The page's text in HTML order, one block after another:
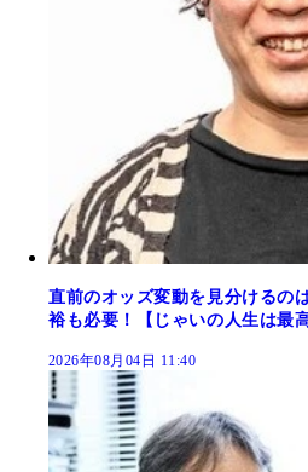
直前のオッズ変動を見分けるの
裕も必要！【じゃいの人生は最
2026年08月04日 11:40